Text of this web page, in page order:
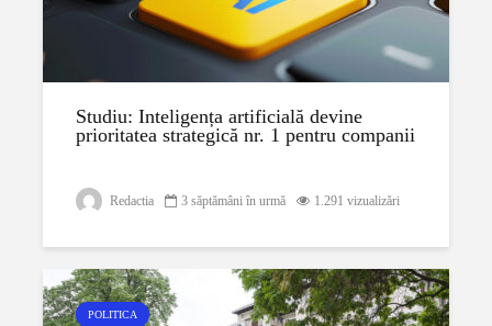
Studiu: Inteligența artificială devine
prioritatea strategică nr. 1 pentru companii
Redactia 3 săptămâni în urmă 1.291 vizualizări
POLITICA